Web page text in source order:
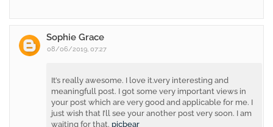
Sophie Grace
08/06/2019, 07:27
It’s really awesome. I love it.very interesting and
meaningfull post. I got some very important views in
your post which are very good and applicable for me. I
just wish that I’ll see your another post very soon. I am
waiting for that. picbear